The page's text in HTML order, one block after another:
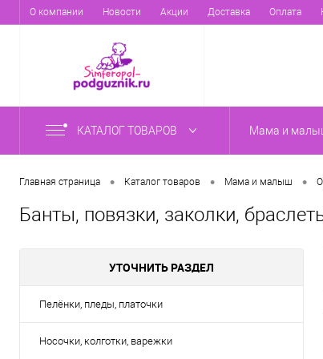
О компании Новости Акции Доставка Оплата
КАТАЛОГ ТОВАРОВ Мама и
Главная страница • Каталог товаров • Мама и малыш •
Банты, повязки, заколки,
УТОЧНИТЬ РАЗДЕЛ
Пелёнки, пледы, платочки
Носочки, колготки, варежки